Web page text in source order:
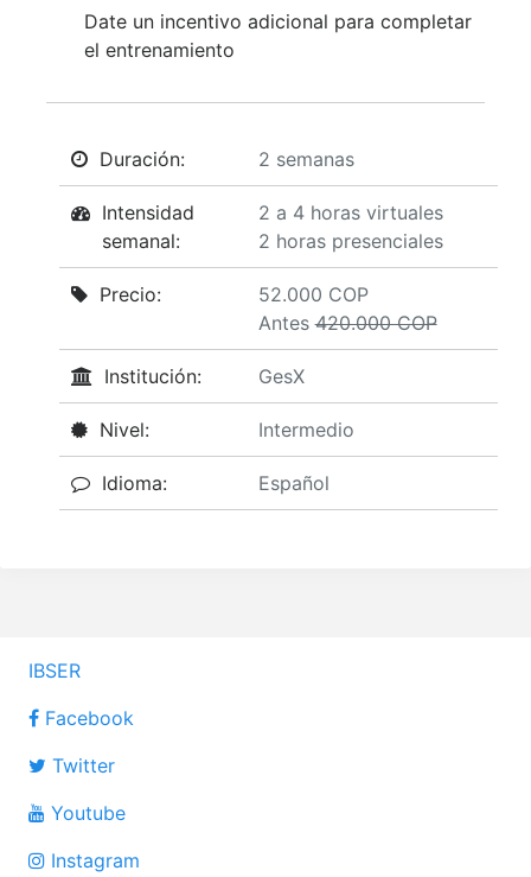
Date un incentivo adicional para completar
el entrenamiento
Duración: 2 semanas
Intensidad
semanal:
2 a 4 horas virtuales
2 horas presenciales
Precio:
52.000 COP
Antes420.000 COP
Institución: GesX
Nivel: Intermedio
Idioma: Español
IBSER
Facebook
Twitter
Youtube
Instagram